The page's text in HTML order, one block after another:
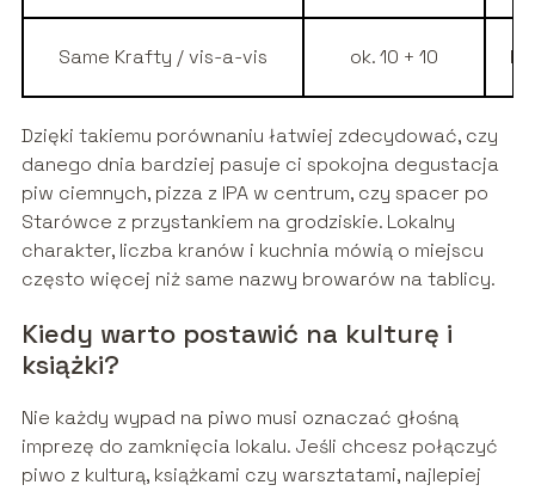
Same Krafty / vis-a-vis ok. 10 + 10
Dzięki takiemu porównaniu łatwiej zdecydować, czy
danego dnia bardziej pasuje ci spokojna degustacja
piw ciemnych, pizza z IPA w centrum, czy spacer po
Starówce z przystankiem na grodziskie. Lokalny
charakter, liczba kranów i kuchnia mówią o miejscu
często więcej niż same nazwy browarów na tablicy.
Kiedy warto postawić na kulturę i
książki?
Nie każdy wypad na piwo musi oznaczać głośną
imprezę do zamknięcia lokalu. Jeśli chcesz połączyć
piwo z kulturą, książkami czy warsztatami, najlepiej